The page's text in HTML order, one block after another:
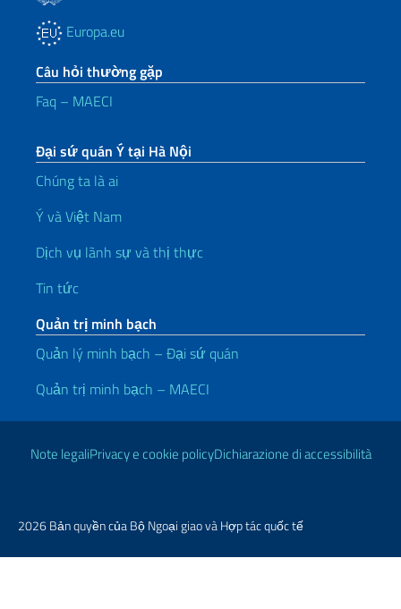
Europa.eu
Câu hỏi thường gặp
Faq – MAECI
Đại sứ quán Ý tại Hà Nội
Chúng ta là ai
Ý và Việt Nam
Dịch vụ lãnh sự và thị thực
Tin tức
Quản trị minh bạch
Quản lý minh bạch – Đại sứ quán
Quản trị minh bạch – MAECI
Liên kết hữu ích
Note legaliPrivacy e cookie policyDichiarazione di accessibilità
2026 Bản quyền của Bộ Ngoại giao và Hợp tác quốc tế